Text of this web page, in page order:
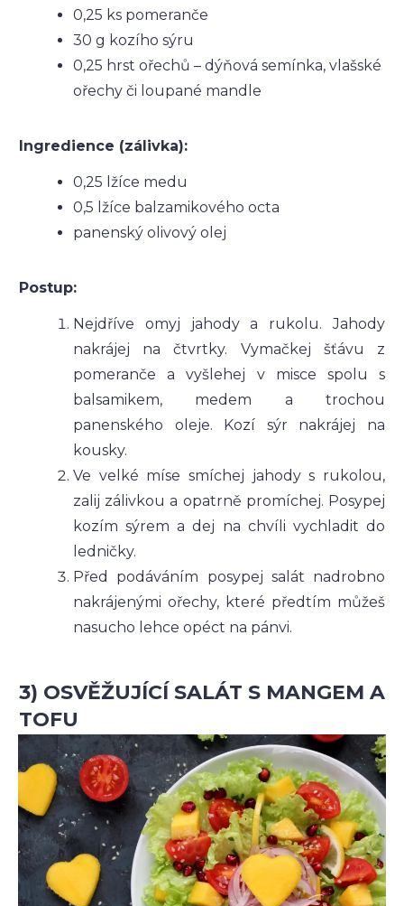
0,25 ks pomeranče
30 g kozího sýru
0,25 hrst ořechů – dýňová semínka, vlašské
ořechy či loupané mandle
Ingredience (zálivka):
0,25 lžíce medu
0,5 lžíce balzamikového octa
panenský olivový olej
Postup:
Nejdříve omyj jahody a rukolu. Jahody
nakrájej na čtvrtky. Vymačkej šťávu z
pomeranče a vyšlehej v misce spolu s
balsamikem, medem a trochou
panenského oleje. Kozí sýr nakrájej na
kousky.
Ve velké míse smíchej jahody s rukolou,
zalij zálivkou a opatrně promíchej. Posypej
kozím sýrem a dej na chvíli vychladit do
ledničky.
Před podáváním posypej salát nadrobno
nakrájenými ořechy, které předtím můžeš
nasucho lehce opéct na pánvi.
3) OSVĚŽUJÍCÍ SALÁT S MANGEM A
TOFU